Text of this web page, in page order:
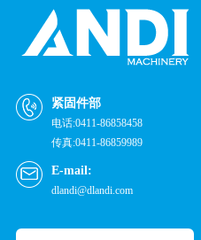
紧固件部
电话:0411-86858458
传真:0411-86859989
E-mail:
dlandi@dlandi.com